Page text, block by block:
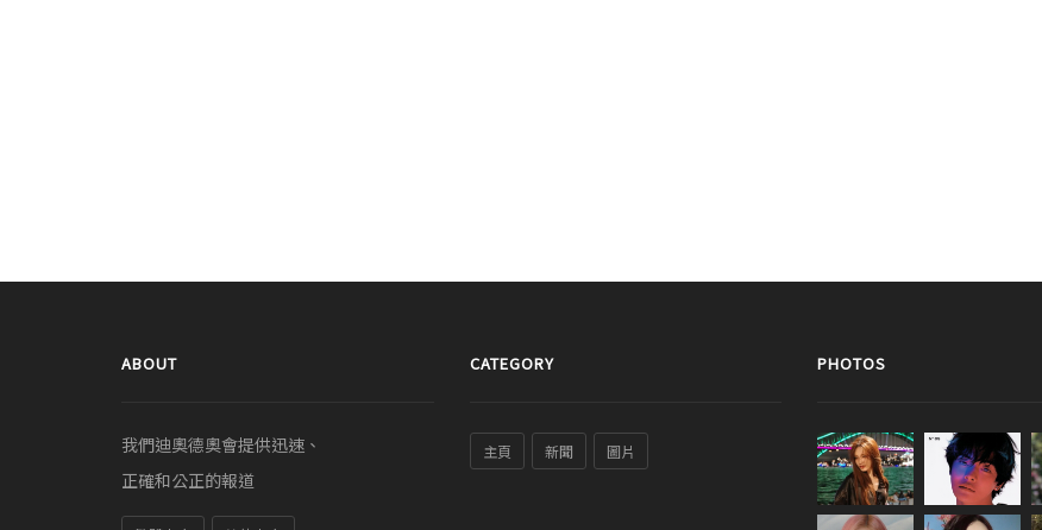
ABOUT
我們迪奧德奧會提供迅速、
正確和公正的報道
CATEGORY
主頁 新聞 圖片
PHOTOS